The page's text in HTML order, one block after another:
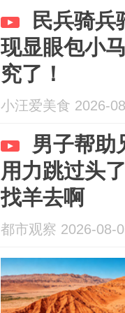
民兵骑兵
现显眼包小
究了！
小汪爱美食 2026-
男子帮助
用力跳过头
找羊去啊
都市观察 2026-08-